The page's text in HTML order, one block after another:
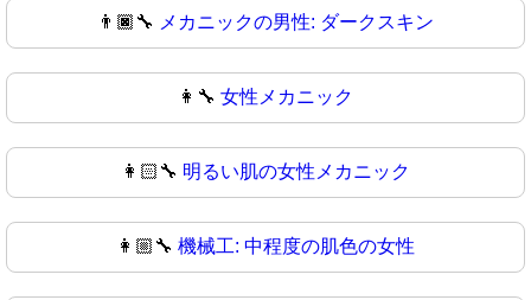
👨🏿‍🔧 メカニックの男性: ダークスキン
👩‍🔧 女性メカニック
👩🏻‍🔧 明るい肌の女性メカニック
👩🏼‍🔧 機械工: 中程度の肌色の女性